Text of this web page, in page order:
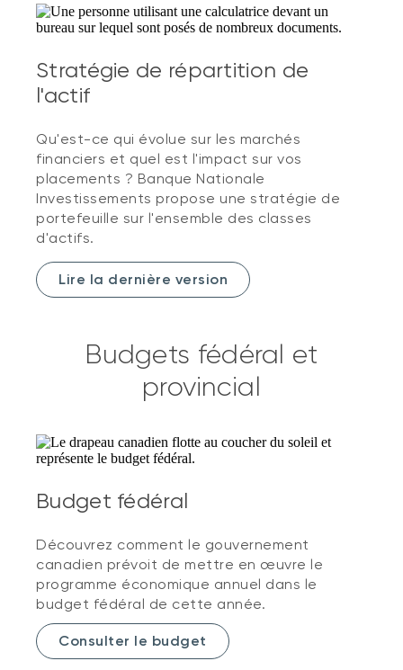
Stratégie de répartition de
l'actif
Qu'est-ce qui évolue sur les marchés
financiers et quel est l'impact sur vos
placements ? Banque Nationale
Investissements propose une stratégie de
portefeuille sur l'ensemble des classes
d'actifs.
Lire la dernière version
Budgets fédéral et
provincial
Budget fédéral
Découvrez comment le gouvernement
canadien prévoit de mettre en œuvre le
programme économique annuel dans le
budget fédéral de cette année.
Consulter le budget